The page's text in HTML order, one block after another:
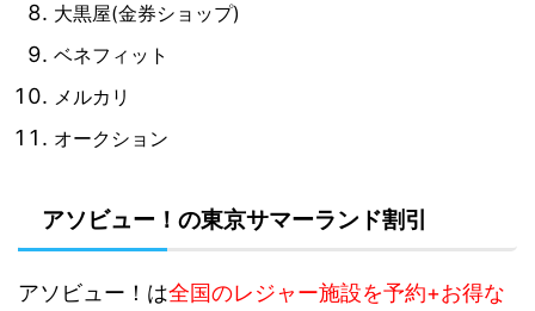
大黒屋(金券ショップ)
ベネフィット
メルカリ
オークション
アソビュー！の東京サマーランド割引
アソビュー！は全国のレジャー施設を予約+お得な